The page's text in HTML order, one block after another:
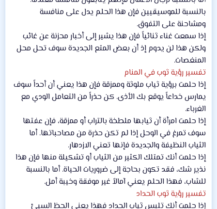
بالنسبة للموسيقيين فإن هذا الحلم يدل على منافسة
ومشاحنة على التفوق.
إذا سمعت غناء ثنائياً فإن هذا يشير إلى أخبار محزنة عن غائب
ولكن هذا لن يدوم إذ أن بعض المتع الجديدة سوف تحل محل
المنغصات.
تفسير رؤية ثوب في المنام
إذا حلمت برؤية ثياب ملوثة وممزقة فإن هذا يعني أن أحداً سوف
يمارس خداعاً يوقع بك الأذى. كن حذراً من التعامل الودي مع
الغرباء.
إذا حلمت امرأة أن ثيابها ملطخة بالتراب أو ممزقة، فإن عفتها
سوف تمرغ في الوحل إذا لم تكن حذرة من مصاحباتها. أما
الثياب النظيفة والجديدة فإنها تعني الازدهار.
إذا حلمت أنك تمتلك الكثير من الثياب أو تشكيلة منها فإن هذا
نذير شك، فقد تكون بحاجة إلى ضروريات الحياة. أما بالنسبة
للشاب، فهذا الحلم يعني آمالاً غير موفقة وخيبة أمل.
تفسير رؤية ثوب الحداد
إذا حلمت أنك تلبس ثياب الحداد فهذا يعني الحظ السيئ